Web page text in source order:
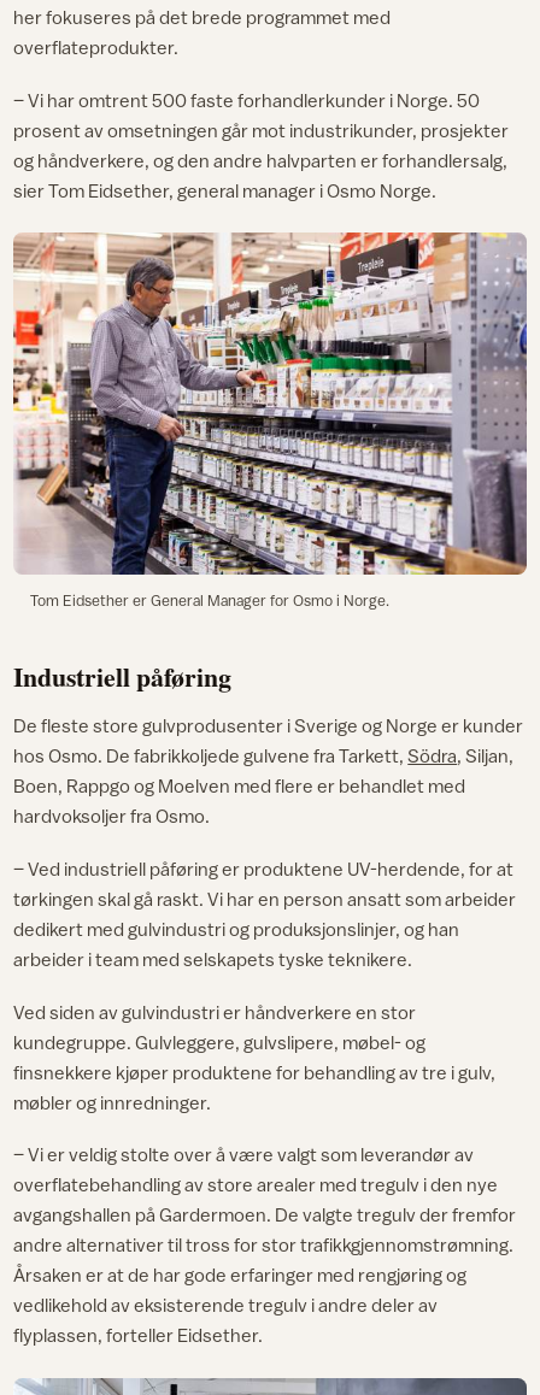
her fokuseres på det brede programmet med
overflateprodukter.
– Vi har omtrent 500 faste forhandlerkunder i Norge. 50
prosent av omsetningen går mot industrikunder, prosjekter
og håndverkere, og den andre halvparten er forhandlersalg,
sier Tom Eidsether, general manager i Osmo Norge.
Tom Eidsether er General Manager for Osmo i Norge.
Industriell påføring
De fleste store gulvprodusenter i Sverige og Norge er kunder
hos Osmo. De fabrikkoljede gulvene fra Tarkett,Södra, Siljan,
Boen, Rappgo og Moelven med flere er behandlet med
hardvoksoljer fra Osmo.
– Ved industriell påføring er produktene UV-herdende, for at
tørkingen skal gå raskt. Vi har en person ansatt som arbeider
dedikert med gulvindustri og produksjonslinjer, og han
arbeider i team med selskapets tyske teknikere.
Ved siden av gulvindustri er håndverkere en stor
kundegruppe. Gulvleggere, gulvslipere, møbel- og
finsnekkere kjøper produktene for behandling av tre i gulv,
møbler og innredninger.
– Vi er veldig stolte over å være valgt som leverandør av
overflatebehandling av store arealer med tregulv i den nye
avgangshallen på Gardermoen. De valgte tregulv der fremfor
andre alternativer til tross for stor trafikkgjennomstrømning.
Årsaken er at de har gode erfaringer med rengjøring og
vedlikehold av eksisterende tregulv i andre deler av
flyplassen, forteller Eidsether.